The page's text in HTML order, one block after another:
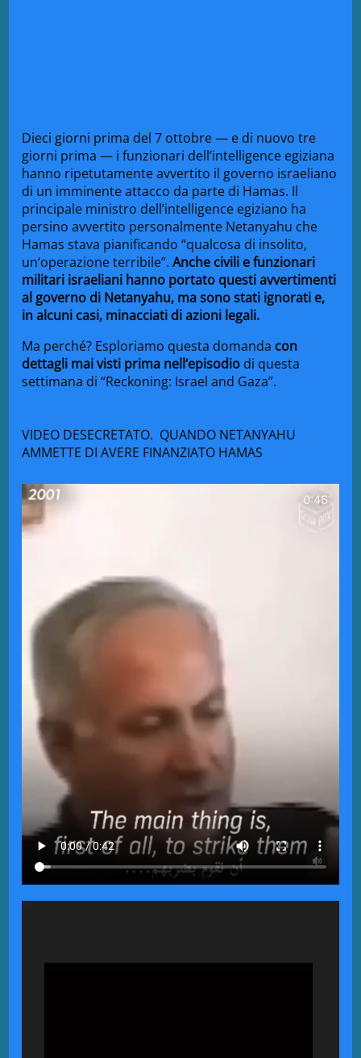
Dieci giorni prima del 7 ottobre — e di nuovo tre
giorni prima — ifunzionari dell’intelligence egiziana
hanno ripetutamente avvertito il governo israeliano
di un imminente attacco da parte di Hamas. Il
principale ministro dell’intelligence egiziano ha
persinoavvertito personalmente Netanyahu che
Hamas stava pianificando “qualcosa di insolito,
un‘operazione terribile”.Anche civili e funzionari
militari israeliani hanno portato questi avvertimenti
al governo di Netanyahu, ma sonostati ignorati e,
in alcuni casi, minacciati diazioni legali.
Ma perché? Esploriamo questa domanda con
dettagli maivisti prima nell‘episodio di questa
settimana di “Reckoning: Israeland Gaza”.
VIDEO DESECRETATO. QUANDO NETANYAHU
AMMETTE DI AVERE FINANZIATO HAMAS